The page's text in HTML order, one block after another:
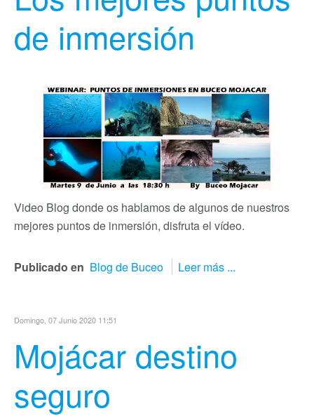
de inmersión
Video Blog donde os hablamos de algunos de nuestros
mejores puntos de inmersión, disfruta el vídeo.
Publicado en Blog de Buceo Leer más ...
Domingo, 07 Junio 2020 11:51
Mojácar destino
seguro